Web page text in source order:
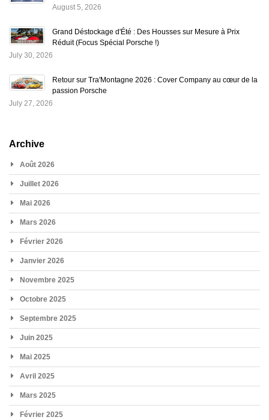
August 5, 2026
Grand Déstockage d'Été : Des Housses sur Mesure à Prix
Réduit (Focus Spécial Porsche !)
July 30, 2026
Retour sur Tra'Montagne 2026 : Cover Company au cœur de la
passion Porsche
July 27, 2026
Archive
Août 2026
Juillet 2026
Mai 2026
Mars 2026
Février 2026
Janvier 2026
Novembre 2025
Octobre 2025
Septembre 2025
Juin 2025
Mai 2025
Avril 2025
Mars 2025
Février 2025